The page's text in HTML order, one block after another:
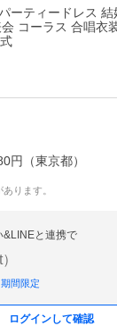
ーティードレス
コーラス 合唱衣
円 （東京都）
ります。
&LINEと連携で
間限定
ログインして確認